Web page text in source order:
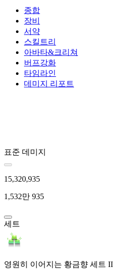
종합
장비
서약
스킬트리
아바타&크리쳐
버프강화
타임라인
데미지 리포트
표준 데미지
15,320,935
1,532만 935
세트
영원히 이어지는 황금향 세트 II